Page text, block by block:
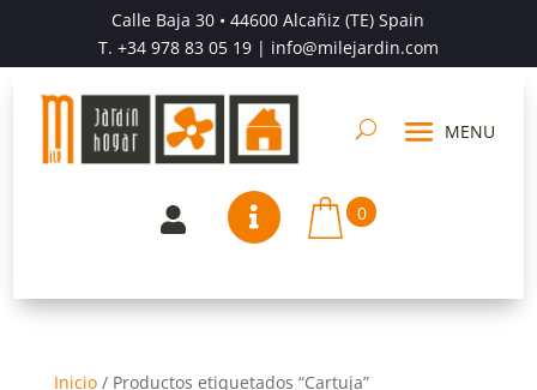
Calle Baja 30 • 44600 Alcañiz (TE) Spain
T. +34 978 83 05 19| info@milejardin.com
  0
Inicio/ Productos etiquetados “Cartuja”